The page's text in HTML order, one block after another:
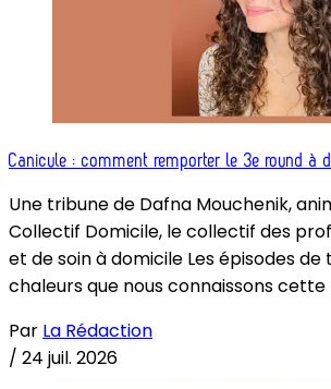
Canicule : comment remporter le 3e round à
Une tribune de Dafna Mouchenik,
Collectif Domicile, le collectif des
et de soin à domicile Les épisodes
chaleurs que nous connaissons cette
Par La Rédaction
/ 24 juil. 2026